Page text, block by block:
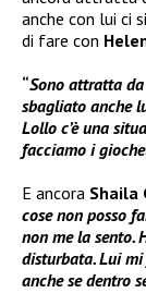
anche con lui ci
di fare con
“Sono attratta da
sbagliato anche
Lollo c’è una
facciamo i
E ancora Shaila
cose non posso
non me la sento.
disturbata. Lui
anche se dentro